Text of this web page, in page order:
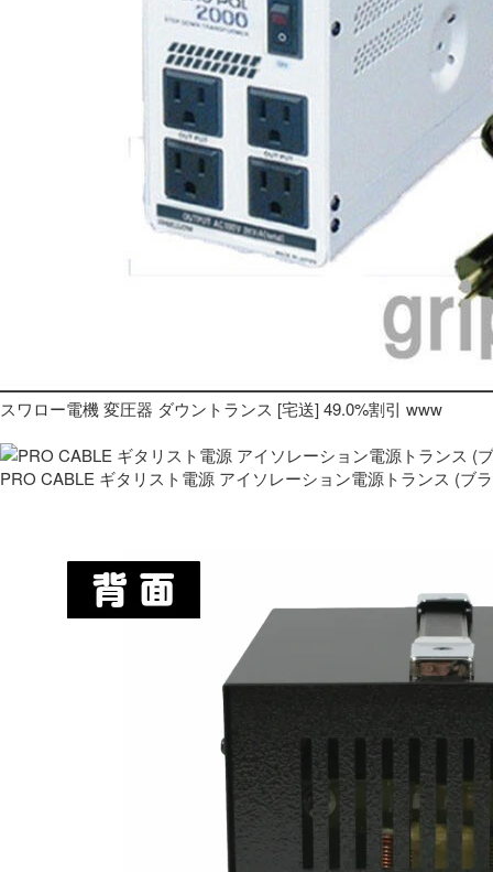
スワロー電機 変圧器 ダウントランス [宅送] 49.0%割引 www
PRO CABLE ギタリスト電源 アイソレーション電源トランス (ブ